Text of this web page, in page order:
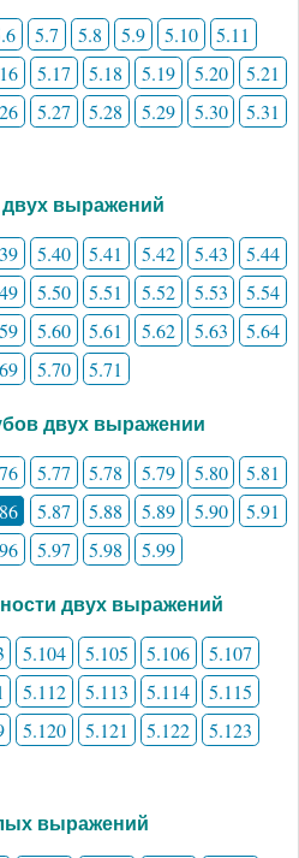
5.7 5.8 5.9 5.10
5.11
5.17 5.18 5.19 5.20
5.21
5.27 5.28 5.29 5.30
5.31
двух выражений
5.40 5.41 5.42 5.43
5.44
5.50 5.51 5.52 5.53
5.54
5.60 5.61 5.62 5.63
5.64
5.70 5.71
двух выражении
5.77 5.78 5.79 5.80
5.81
5.87 5.88 5.89 5.90
5.91
5.97 5.98 5.99
двух выражений
5.104 5.105 5.106
5.107
5.112 5.113 5.114
5.115
5.120 5.121 5.122
5.123
выражений